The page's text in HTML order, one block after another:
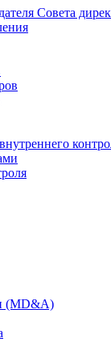
Совета
(MD&A)